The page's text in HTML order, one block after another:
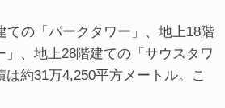
の「パークタワー」、地上18階
、地上28階建ての「サウスタワ
約31万4,250平方メートル。こ